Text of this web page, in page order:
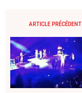
ARTICLE PRÉCÉDENT